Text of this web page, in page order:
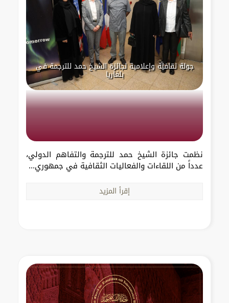
جولة ثقافية وإعلامية لجائزة الشيخ حمد للترجمة في
بلغاريا
نظمت جائزة الشيخ حمد للترجمة والتفاهم الدولي،
عدداً من اللقاءات والفعاليات الثقافية في جمهوري...
إقرأ المزيد